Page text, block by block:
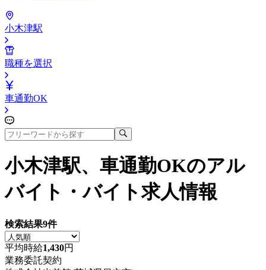
小木津駅
職種を選択
車通勤OK
小木津駅、車通勤OKのアル
バイト・バイト求人情報
検索結果9件
平均時給1,430円
業務委託契約